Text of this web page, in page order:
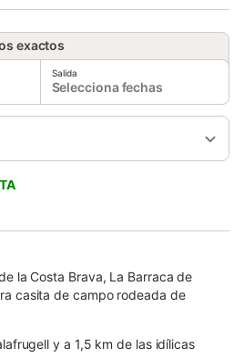
exactos
Salida
Selecciona fechas
la Costa Brava, La Barraca de
casita de campo rodeada de
y a 1,5 km de las idílicas